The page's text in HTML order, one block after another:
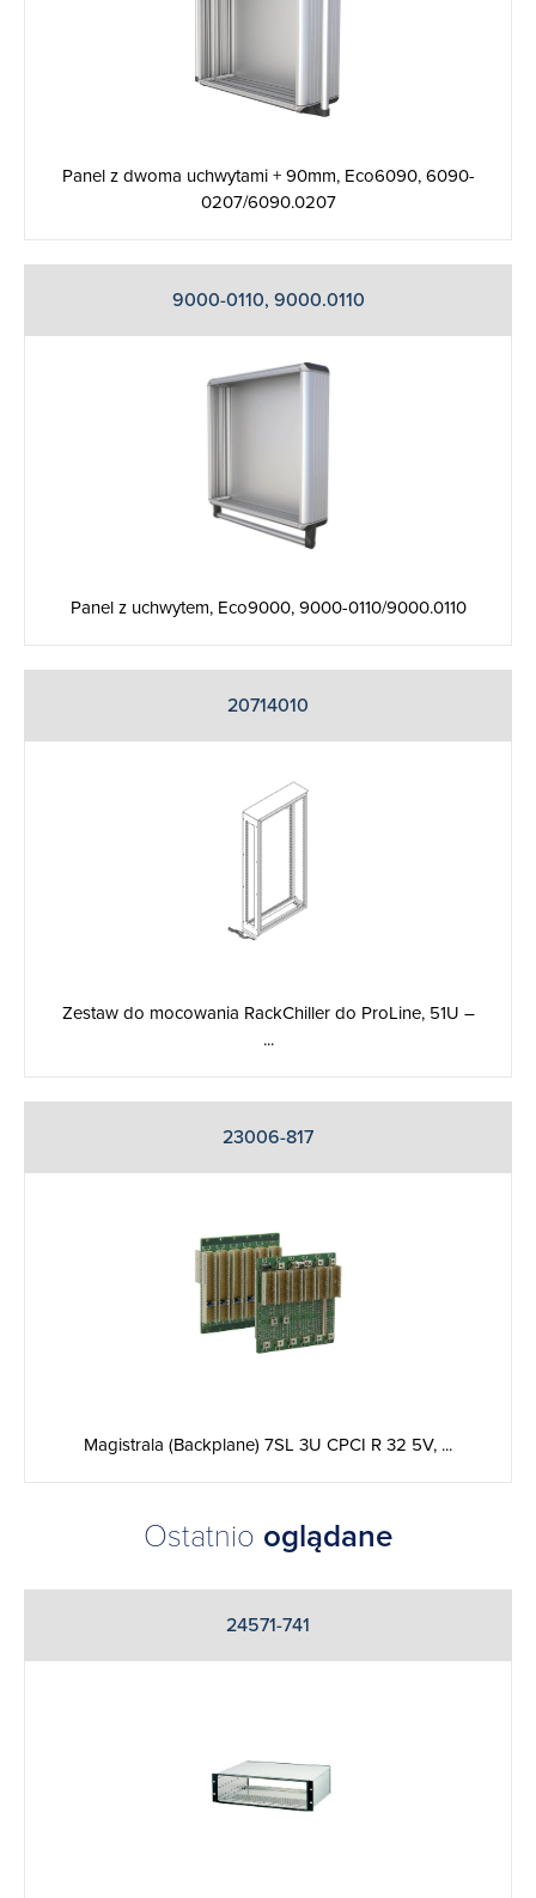
Panel z dwoma uchwytami + 90mm, Eco6090, 6090-
0207/6090.0207
9000-0110, 9000.0110
Panel z uchwytem, Eco9000, 9000-0110/9000.0110
20714010
Zestaw do mocowania RackChiller do ProLine, 51U –
...
23006-817
Magistrala (Backplane) 7SL 3U CPCI R 32 5V, ...
Ostatnio oglądane
24571-741